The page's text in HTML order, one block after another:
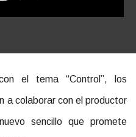
el tema “Control”, los
a colaborar con el productor
sencillo que promete